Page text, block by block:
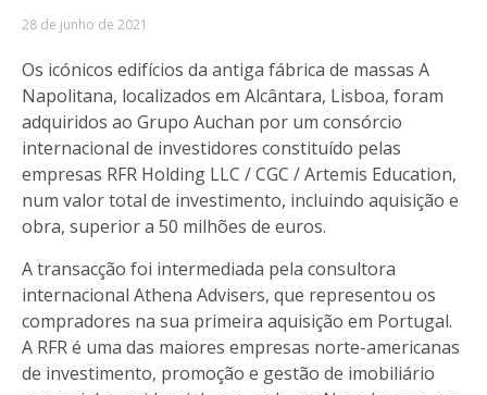
28 de junho de 2021
Os icónicos edifícios da antiga fábrica de massas A
Napolitana, localizados em Alcântara, Lisboa, foram
adquiridos ao Grupo Auchan por um consórcio
internacional de investidores constituído pelas
empresas RFR Holding LLC / CGC / Artemis Education,
num valor total de investimento, incluindo aquisição e
obra, superior a 50 milhões de euros.
A transacção foi intermediada pela consultora
internacional Athena Advisers, que representou os
compradores na sua primeira aquisição em Portugal.
A RFRé uma das maiores empresas norte-americanas
de investimento, promoção e gestão de imobiliário